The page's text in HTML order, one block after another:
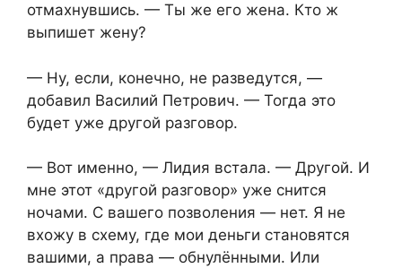
отмахнувшись. — Ты же его жена. Кто ж
выпишет жену?
— Ну, если, конечно, не разведутся, —
добавил Василий Петрович. — Тогда это
будет уже другой разговор.
— Вот именно, — Лидия встала. — Другой. И
мне этот «другой разговор» уже снится
ночами. С вашего позволения — нет. Я не
вхожу в схему, где мои деньги становятся
вашими, а права — обнулёнными. Или